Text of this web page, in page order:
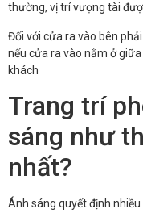
thường, vị trí vượng tài
Đối với cửa ra vào bên
nếu cửa ra vào nằm ở
khách
Trang trí
sáng như
nhất?
Ánh sáng quyết định